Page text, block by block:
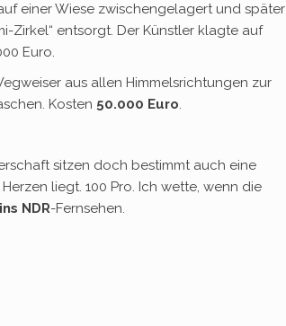
einer Wiese zwischengelagert und später
Zirkel“ entsorgt. Der Künstler klagte auf
Euro.
aus allen Himmelsrichtungen zur
Kosten 50.000 Euro.
sitzen doch bestimmt auch eine
Herzen liegt. 100 Pro. Ich wette, wenn die
NDR-Fernsehen.